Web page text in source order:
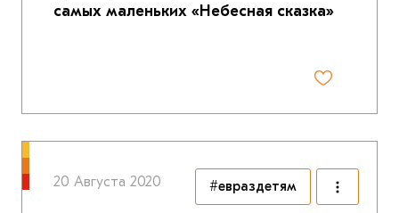
самых маленьких «Небесная сказка»
20 Августа 2020 #евраздетям